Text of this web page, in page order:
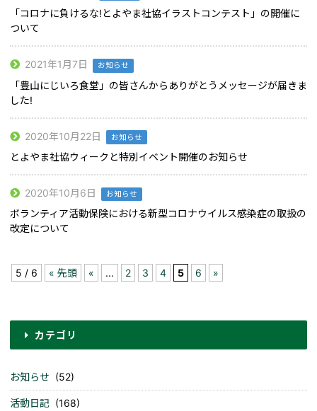
カテゴリ
お知らせ (52)
活動日記 (168)
「コロナに負けるな!とよやま社協イラストコンテスト」の開催に
ついて
2021年1月7日 お知らせ
「豊山にじいろ食堂」の皆さんからありがとうメッセージが届きま
した!
2020年10月22日 お知らせ
とよやま社協ウィークと特別イベント開催のお知らせ
2020年10月6日 お知らせ
ボランティア活動保険における新型コロナウイルス感染症の取扱の
改定について
5 / 6 « 先頭 « ... 2 3 4 5 6 »